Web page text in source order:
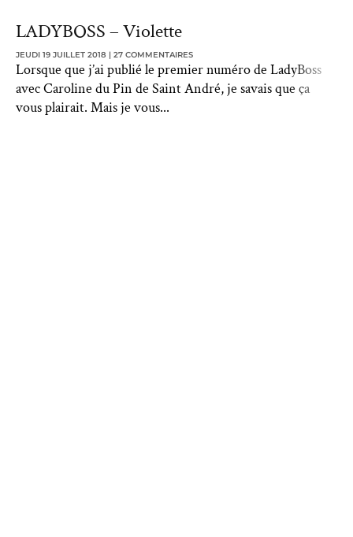
LADYBOSS – Violette
JEUDI 19 JUILLET 2018 27 COMMENTAIRES
Lorsque que j’ai publié le premier numéro de LadyBoss
avec Caroline du Pin de Saint André, je savais que ça
vous plairait. Mais je vous